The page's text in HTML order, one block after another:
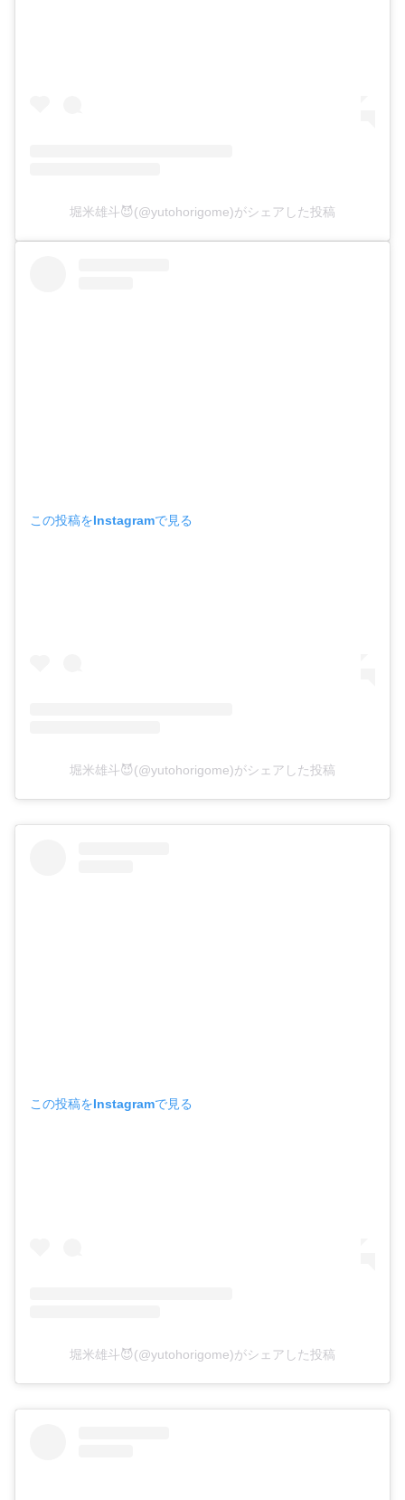
堀米雄斗😈(@yutohorigome)がシェアした投稿
この投稿をInstagramで見る
堀米雄斗😈(@yutohorigome)がシェアした投稿
この投稿をInstagramで見る
堀米雄斗😈(@yutohorigome)がシェアした投稿